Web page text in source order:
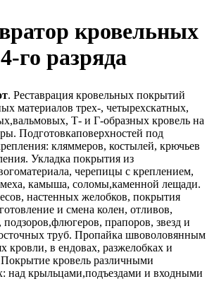
кровельных
го разряда
. Реставрация кровельных покрытий
материалов трех-, четырехскатных,
Т- и Г-образных кровель на
Подготовкаповерхностей под
кляммеров, костылей, крючьев
Укладка покрытия из
черепицы с креплением,
камыша, соломы,каменной лещади.
настенных желобков, покрытия
и смена колен, отливов,
прапоров, звезд и
труб. Пропайка швоволовянным
кровли, в ендовах, разжелобках и
Покрытие кровель различными
над крыльцами,подъездами и входными